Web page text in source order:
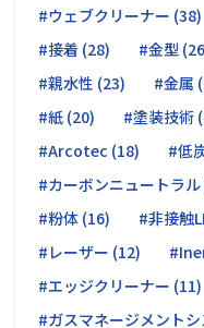
#ウェブクリーナー (38)
#接着 (28)
#金型
#親水性 (23)
#金属
#紙 (20)
#塗装技術
#Arcotec (18)
#低
#カーボンニュートラ
#粉体 (16)
#非接触
#レーザー (12)
#エッジクリーナー (11)
#ガスマネージメント